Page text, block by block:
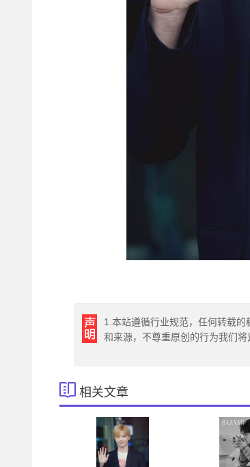
1.本站遵循行业规范，任何转载
和来源，不尊重原创的行为我们
相关文章